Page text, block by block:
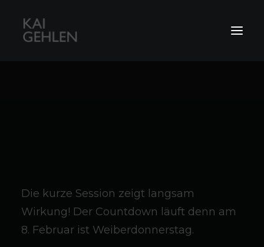
Die kurze Session zeigt langsam
Wirkung! Der Countdown läuft denn am
8. Februar ist Weiberdonnerstag.